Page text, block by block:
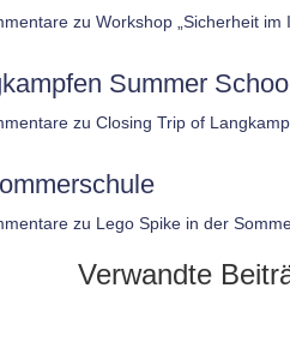
zu Workshop „Sicherheit
Summer
zu Closing Trip of
zu Lego Spike in der
Verwandte